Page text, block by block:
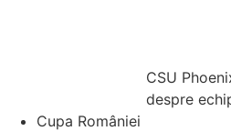
CSU
despre
Cupa României